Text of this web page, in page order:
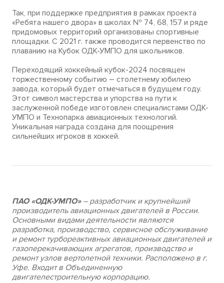
Так, при поддержке предприятия в рамках проекта
«Ребята нашего двора» в школах № 74, 68, 157 и ряде
придомовых территорий организованы спортивные
площадки. С 2021 г. также проводится первенство по
плаванию на Кубок ОДК-УМПО для школьников.
Переходящий хоккейный кубок-2024 посвящен
торжественному событию – столетнему юбилею
завода, который будет отмечаться в будущем году.
Этот символ мастерства и упорства на пути к
заслуженной победе изготовлен специалистами ОДК-
УМПО и Технопарка авиационных технологий.
Уникальная награда создана для поощрения
сильнейших игроков в хоккей.
ПАО «ОДК-УМПО»– разработчик и крупнейший
производитель авиационных двигателей в России.
Основными видами деятельности являются
разработка, производство, сервисное обслуживание
и ремонт турбореактивных авиационных двигателей и
газоперекачивающих агрегатов, производство и
ремонт узлов вертолетной техники. Расположено в г.
Уфе. Входит в Объединенную
двигателестроительную корпорацию.